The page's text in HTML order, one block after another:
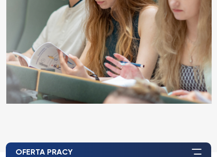
OFERTA PRACY